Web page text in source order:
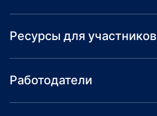
Ресурсы для участников
Работодатели